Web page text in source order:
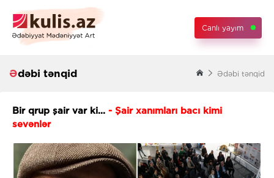
Canlı yayım
Ədəbi tənqid Ədəbi tənqid
Bir qrup şair var ki... - Şair xanımları bacı kimi
sevənlər